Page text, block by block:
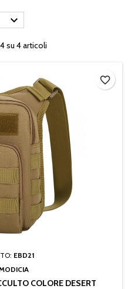

su 4 articoli
EBD21
COLORE DESERT
favorite_border